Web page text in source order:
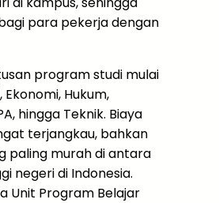
para pekerja dengan
program studi mulai
Ekonomi, Hukum,
hingga Teknik. Biaya
terjangkau, bahkan
paling murah di antara
negeri di Indonesia.
Unit Program Belajar